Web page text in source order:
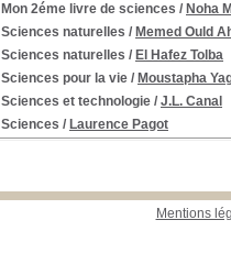
Mon 2éme livre de sciences / Noha
Sciences naturelles / Memed Ould
Sciences naturelles / El Hafez Tolba
Sciences pour la vie / Moustapha
Sciences et technologie / J.L. Canal
Sciences / Laurence Pagot
Mentions